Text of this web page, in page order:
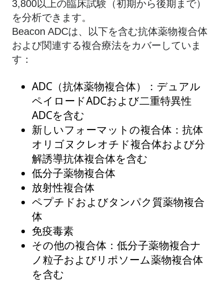
3,800以上の臨床試験（初期から後期まで）
を分析できます。
Beacon ADCは、以下を含む抗体薬物複合体
および関連する複合療法をカバーしていま
す：
ADC（抗体薬物複合体）：デュアル
ペイロードADCおよび二重特異性
ADCを含む
新しいフォーマットの複合体：抗体
オリゴヌクレオチド複合体および分
解誘導抗体複合体を含む
低分子薬物複合体
放射性複合体
ペプチドおよびタンパク質薬物複合
体
免疫毒素
その他の複合体：低分子薬物複合ナ
ノ粒子およびリポソーム薬物複合体
を含む